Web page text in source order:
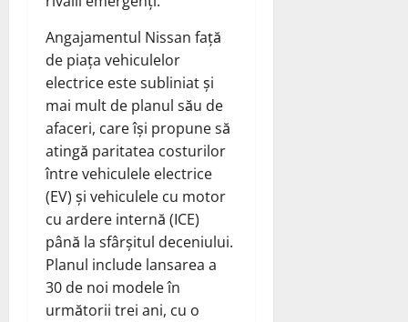
Angajamentul Nissan față
de piața vehiculelor
electrice este subliniat și
mai mult de planul său de
afaceri, care își propune să
atingă paritatea costurilor
între vehiculele electrice
(EV) și vehiculele cu motor
cu ardere internă (ICE)
până la sfârșitul deceniului.
Planul include lansarea a
30 de noi modele în
următorii trei ani, cu o